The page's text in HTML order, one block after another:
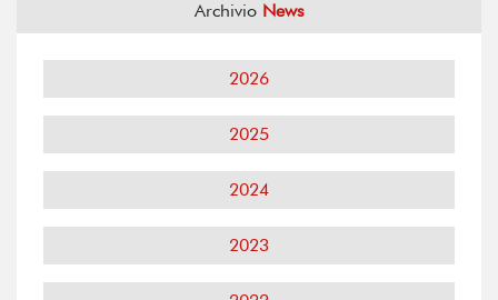
Archivio News
2026
2025
2024
2023